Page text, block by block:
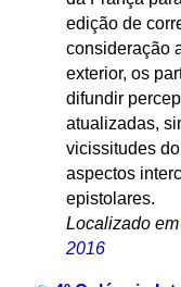
edição de
consideração
exterior, os
difundir
atualizadas,
vicissitudes
aspectos
epistolares.
Localizado em
2016